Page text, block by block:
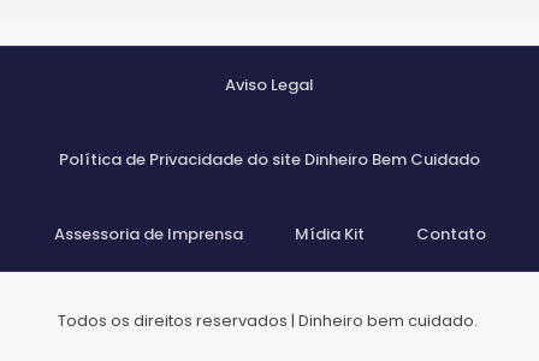
Aviso Legal
Política de Privacidade do site Dinheiro Bem Cuidado
Assessoria de Imprensa Mídia Kit Contato
Todos os direitos reservados | Dinheiro bem cuidado.